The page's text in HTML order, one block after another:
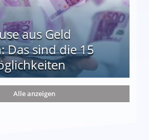
aus Geld
Das sind die 15
Alle anzeigen